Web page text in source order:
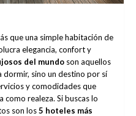
que una simple habitación de
elegancia, confort y
del mundo son aquellos
dormir, sino un destino por sí
y comodidades que
como realeza. Si buscas lo
son los5 hoteles más